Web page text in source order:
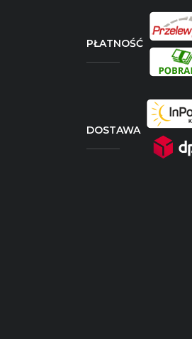
PŁATNOŚĆ
DOSTAWA